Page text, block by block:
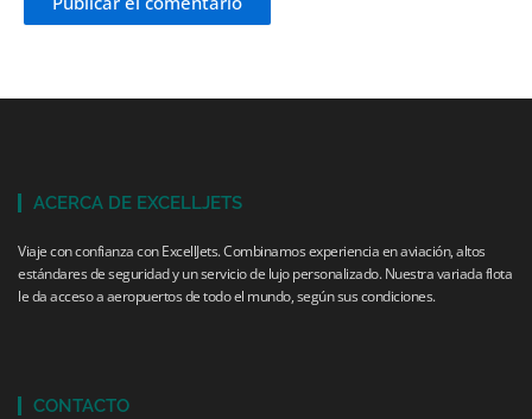
ACERCA DE EXCELLJETS
Viaje con confianza con ExcellJets. Combinamos experiencia en aviación, altos
estándares de seguridad y un servicio de lujo personalizado. Nuestra variada flota
le da acceso a aeropuertos de todo el mundo, según sus condiciones.
CONTACTO